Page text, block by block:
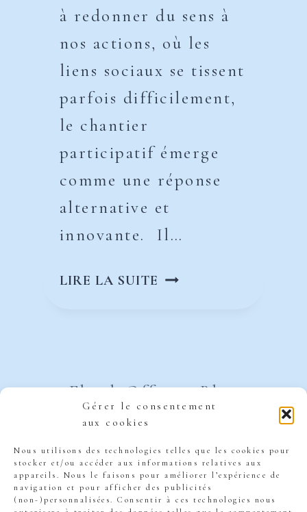
Gérer le consentement
aux cookies
Nous utilisons des technologies telles que les cookies pour
stocker et/ou accéder aux informations relatives aux
appareils. Nous le faisons pour améliorer l’expérience de
navigation et pour afficher des publicités
(non-)personnalisées. Consentir à ces technologies nous
à redonner du sens à
nos actions, où les
liens sociaux se tissent
parfois difficilement,
le chantier
participatif émerge
comme une réponse
alternative et
innovante. Il…
LIRE LA SUITE COMMENT
Ebook Offert
Blog
Podcast
Groupe Facebook
Bibliothèque